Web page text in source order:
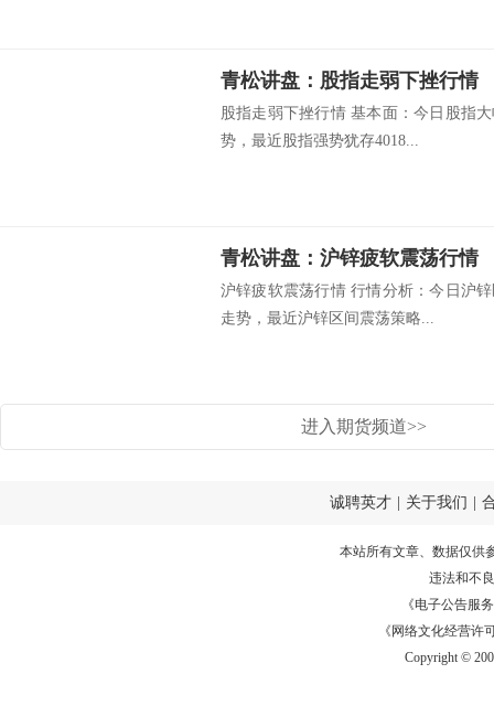
青松讲盘：股指走弱下挫行情
股指走弱下挫行情 基本面：今日股指
势，最近股指强势犹存4018...
青松讲盘：沪锌疲软震荡行情
沪锌疲软震荡行情 行情分析：今日沪
走势，最近沪锌区间震荡策略...
进入期货频道>>
诚聘英才 关于我们
本站所有文章、数据仅供
违法和不
《电子公告服务
《网络文化经营许
Copyright ©